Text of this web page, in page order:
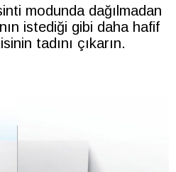
modunda dağılmadan
istediği gibi daha hafif
tadını çıkarın.